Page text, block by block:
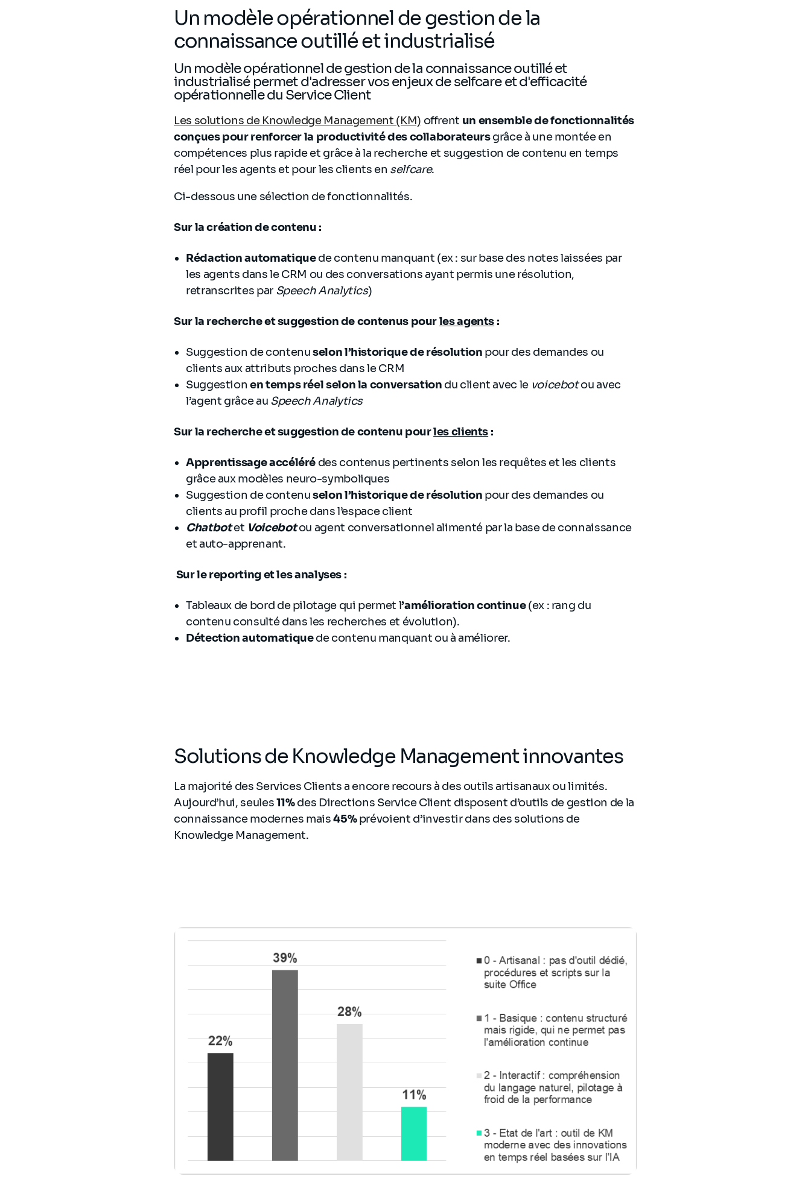
Un modèle opérationnel de gestion de la
connaissance outillé et industrialisé
Un modèle opérationnel de gestion de la connaissance outillé et
industrialisé permet d'adresser vos enjeux de selfcare et d'efficacité
opérationnelle du Service Client
Les solutions de Knowledge Management (KM) offrent un ensemble de fonctionnalités
conçues pour renforcer la productivité des collaborateursgrâce à une montée en
compétences plus rapide et grâce à la recherche et suggestion de contenu en temps
réel pour les agents et pour les clients en selfcare.
Ci-dessous une sélection de fonctionnalités.
Sur la création de contenu :
Rédaction automatiquede contenu manquant (ex : sur base des notes laissées par
les agents dans le CRM ou des conversations ayant permis une résolution,
retranscrites par Speech Analytics)
Sur la recherche et suggestion de contenus pourles agents:
Suggestion de contenuselon l’historique de résolution pour des demandes ou
clients aux attributs proches dans le CRM
Suggestionen temps réel selon la conversation du client avec le voicebotou avec
l’agent grâce au Speech Analytics
Sur la recherche et suggestion de contenu pourles clients:
Apprentissage accéléré des contenus pertinents selon les requêtes et les clients
grâce aux modèles neuro-symboliques
Suggestion de contenuselon l’historique de résolution pour des demandes ou
clients au profil proche dans l’espace client
Chatbotet Voicebotou agent conversationnel alimenté par la base de connaissance
et auto-apprenant.
Sur le reporting et les analyses :
Tableaux de bord de pilotage qui permet l’amélioration continue(ex : rang du
contenu consulté dans les recherches et évolution).
Détection automatiquede contenu manquant ou à améliorer.
Solutions de Knowledge Management innovantes
La majorité des Services Clients a encore recours à des outils artisanaux ou limités.
Aujourd’hui, seules11%des Directions Service Client disposent d’outils de gestion de la
connaissance modernes mais45%prévoient d’investir dans des solutions de
Knowledge Management.